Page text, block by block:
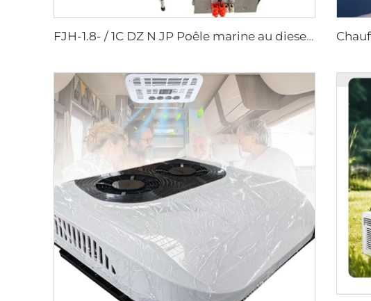
FJH-1.8- / 1C DZ N JP Poêle marine au diesel à un brûleur pour camping-car